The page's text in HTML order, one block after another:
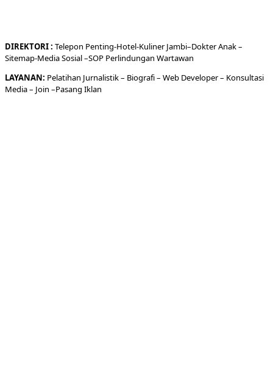
DIREKTORI: Telepon Penting-Hotel-KulinerJambi–DokterAnak –
Sitemap-Media Sosial –SOP Perlindungan Wartawan
LAYANAN: Pelatihan Jurnalistik – Biografi– Web Developer– Konsultasi
Media– Join –Pasang Iklan